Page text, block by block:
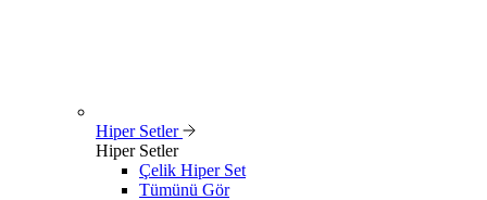
Hiper Setler
Hiper Setler
Çelik Hiper Set
Tümünü Gör